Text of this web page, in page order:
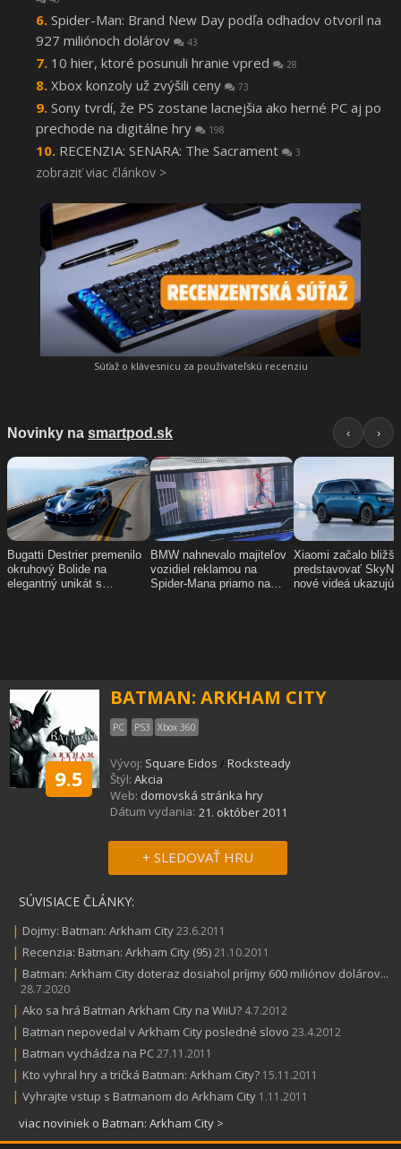
Spider-Man: Brand New Day podľa odhadov otvoril na
927 miliónoch dolárov
43
10 hier, ktoré posunuli hranie vpred 28
Xbox konzoly už zvýšili ceny 73
Sony tvrdí, že PS zostane lacnejšia ako herné PC aj po
prechode na digitálne hry
198
RECENZIA: SENARA: The Sacrament 3
zobraziť viac článkov >
Súťaž o klávesnicu za používateľskú recenziu
9.5
BATMAN: ARKHAM CITY
PC PS3 Xbox 360
Vývoj: Square Eidos / Rocksteady
Štýl: Akcia
Web: domovská stránka hry
Dátum vydania: 21. október 2011
+ SLEDOVAŤ HRU
SÚVISIACE ČLÁNKY:
| Dojmy: Batman: Arkham City23.6.2011
| Recenzia: Batman: Arkham City (95)21.10.2011
| Batman: Arkham City doteraz dosiahol príjmy 600 miliónov dolárov...
28.7.2020
| Ako sa hrá Batman Arkham City na WiiU? 4.7.2012
| Batman nepovedal v Arkham City posledné slovo 23.4.2012
| Batman vychádza na PC27.11.2011
| Kto vyhral hry a tričká Batman: Arkham City? 15.11.2011
| Vyhrajte vstup s Batmanom do Arkham City 1.11.2011
viac noviniek o Batman: Arkham City >